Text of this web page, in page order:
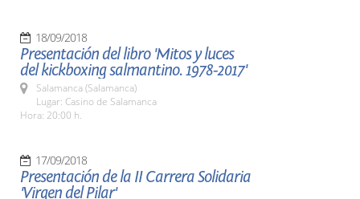
18/09/2018
Presentación del libro 'Mitos y luces
del kickboxing salmantino. 1978-2017'
Salamanca (Salamanca)
Lugar: Casino de Salamanca
Hora: 20:00 h.
17/09/2018
Presentación de la II Carrera Solidaria
'Virgen del Pilar'